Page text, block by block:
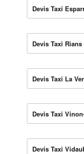
Devis Taxi
Devis Taxi Rians
Devis Taxi La
Devis Taxi
Devis Taxi